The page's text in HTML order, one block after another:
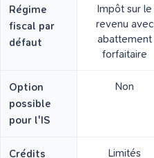
Régime
fiscal par
défaut
Impôt sur le
revenu avec
abattement
forfaitaire
Option
possible
pour l'IS
Non
Crédits Limités